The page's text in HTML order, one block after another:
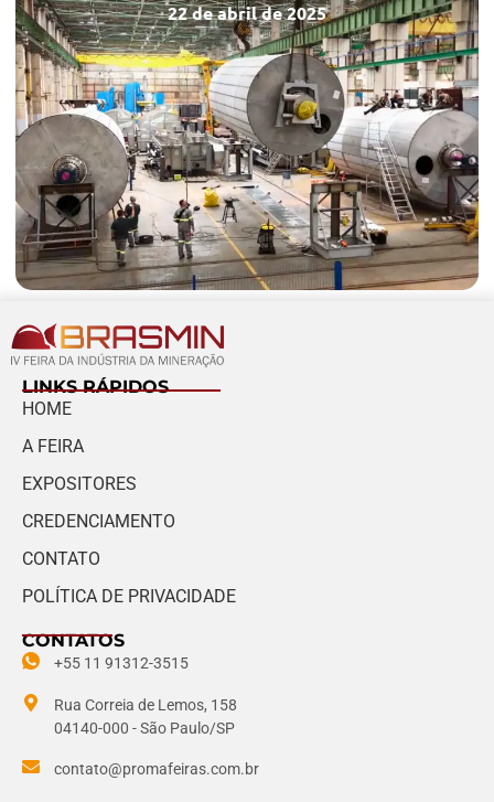
22 de abril de 2025
LINKS RÁPIDOS
HOME
A FEIRA
EXPOSITORES
CREDENCIAMENTO
CONTATO
POLÍTICA DE PRIVACIDADE
+55 11 91312-3515
Rua Correia de Lemos, 158
04140-000 - São Paulo/SP
contato@promafeiras.com.br
CONTATOS